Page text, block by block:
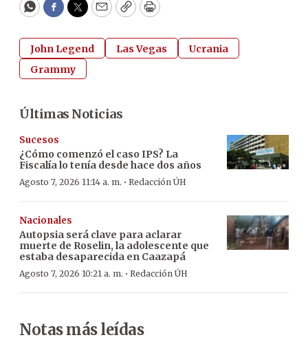
WhatsApp
Facebook
Twitter
EmailCopyPrint
John Legend Las Vegas
Ucrania
Grammy
Últimas Noticias
Sucesos
¿Cómo comenzó el caso IPS? La
Fiscalía lo tenía desde hace dos años
Agosto 7, 2026 11:14 a. m. · Redacción ÚH
Nacionales
Autopsia será clave para aclarar
muerte de Roselin, la adolescente que
estaba desaparecida en Caazapá
Agosto 7, 2026 10:21 a. m. · Redacción ÚH
Notas más leídas